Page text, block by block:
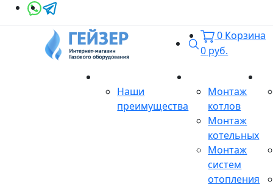
Поиск
0 Корзина
0 руб.
Наши
преимущества
Монтаж
котлов
Монтаж
котельных
Монтаж
систем
отопления